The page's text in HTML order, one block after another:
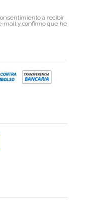
a recibir
mail y confirmo que he